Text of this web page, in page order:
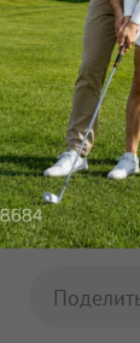
рекламы